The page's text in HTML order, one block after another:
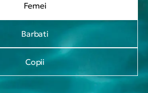
Femei
Barbati
Copii